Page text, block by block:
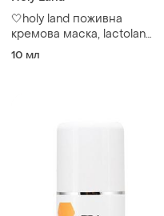
🤍holy land поживна
кремова маска, lactolan
cream mask
10 мл